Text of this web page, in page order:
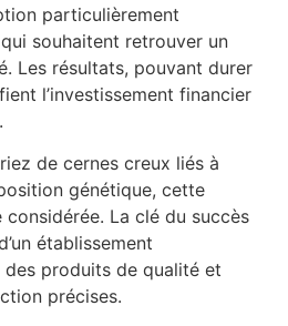
particulièrement
souhaitent retrouver un
Les résultats, pouvant durer
l’investissement financier
de cernes creux liés à
génétique, cette
considérée. La clé du succès
établissement
produits de qualité et
précises.